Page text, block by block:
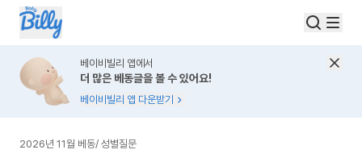
베이비빌리 앱에서
더 많은 베동글을 볼 수 있어요!
베이비빌리 앱 다운받기
2026년 11월 베동/ 성별질문